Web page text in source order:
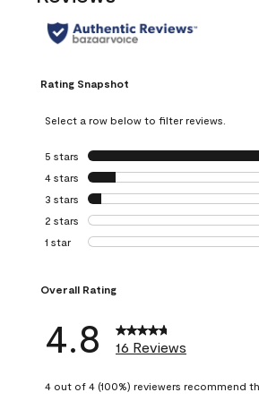
Rating Snapshot
Select a row below to filter reviews.
5 stars stars
4 stars stars
3 stars stars
2 stars stars
1 star stars
Overall Rating
4.8 16 Reviews
4 out of 4 (100%) reviewers recommend